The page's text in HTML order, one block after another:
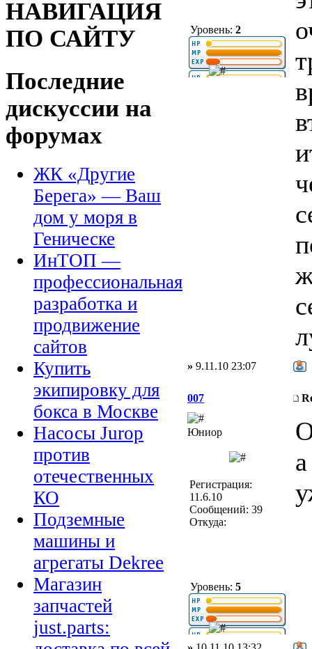
НАВИГАЦИЯ
ПО САЙТУ
Последние
дискуссии на
форумах
ЖК «Другие
Берега» — Ваш
дом у моря в
Геническе
ИнТОП —
профессиональная
разработка и
продвижение
сайтов
Купить
экипировку для
бокса в Москве
Насосы Jurop
против
отечественных
КО
Подземные
машины и
агрегаты Dekree
Магазин
запчастей
just.parts:
Уровень: 2
» 9.11.10 23:07
007
Юниор
Регистрация:
11.6.10
Сообщений: 39
Откуда:
Уровень: 5